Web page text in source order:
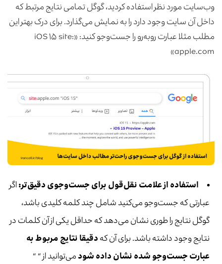
وب‌سایت مورد نظر استفاده کردید، گوگل تمامی نتایج مرتبط که
داخل آن سایت وجود دارد را به نمایش می‌گذارد. برای درک بهتر این
مطلب مثلا عبارت رو‌به‌‌رو را جست‌وجو کنید: «iOS ۱۵ site:
apple.com»
استفاده از علامت نقل‌قول برای جست‌وجوی دقیق‌تر:اگر
عبارتی که جست‌وجو می‌کنید شامل چند کلمه کلیدی باشد،
گوگل نتایج را طوری نشان می‌دهد که حداقل یکی از آن کلمات در
نتایج وجود داشته باشد. برای آن کهدقیقا نتایج مربوط به
عبارت جست‌وجو شده نشان داده شودمی‌توانید از “ “